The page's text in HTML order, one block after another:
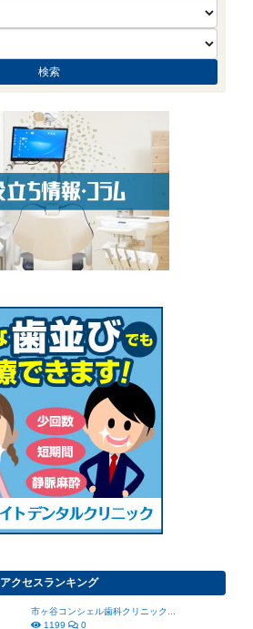
アクセスランキング
市ヶ谷コンシェル歯科クリニック...
1199
0